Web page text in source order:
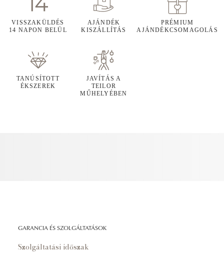
VISSZAKÜLDÉS
14 NAPON BELÜL
AJÁNDÉK
KISZÁLLÍTÁS
PRÉMIUM
AJÁNDÉKCSOMAGOLÁS
TANÚSÍTOTT
ÉKSZEREK
JAVÍTÁS A
TEILOR
MŰHELYÉBEN
GARANCIA ÉS SZOLGÁLTATÁSOK
Szolgáltatási időszak